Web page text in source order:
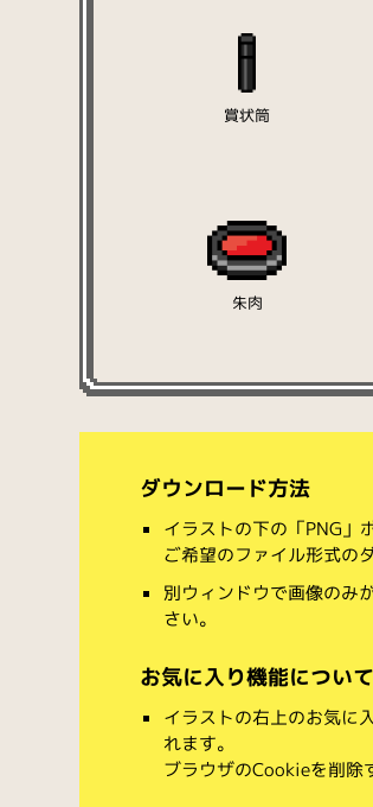
賞状筒
朱肉
ダウンロード方法
イラストの下の「PNG」
ご希望のファイル形式の
別ウィンドウで画像のみ
さい。
お気に入り機能について
イラストの右上のお気に
れます。
ブラウザのCookieを削除